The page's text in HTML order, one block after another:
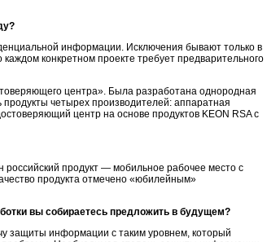
информации. Исключения бывают только в
конкретном проекте требует предварительного
центра». Была разработана однородная
четырех производителей: аппаратная
центр на основе продуктов KEON RSA с
российский продукт — мобильное рабочее место с
продукта отмечено «юбилейным»
вы собираетесь предложить в будущем?
защиты информации с таким уровнем, который